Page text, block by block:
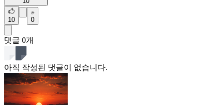
10 0
댓글 0개
아직 작성된 댓글이 없습니다.